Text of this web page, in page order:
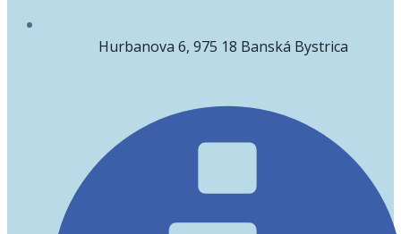
Hurbanova 6, 975 18 Banská Bystrica